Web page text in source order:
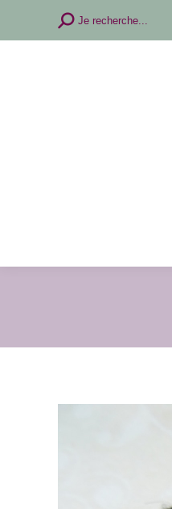
Recherche
Je recherche...